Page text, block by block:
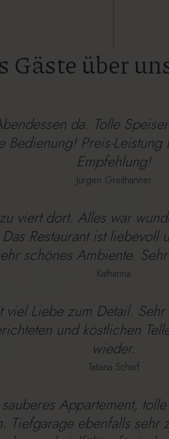
Gäste über
da. Tolle
Bedienung! Preis-
Empfehlung!
Jürgen Greithanner
viert dort. Alles war
Restaurant ist
schönes Ambiente.
Katharina
viel Liebe zum Detail.
und köstlichen
wieder.
Tatiana Scharf
Appartement,
Tiefgarage ebenfalls sehr